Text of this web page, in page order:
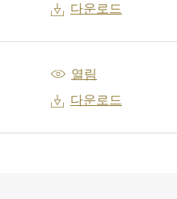
다운로드
열림
다운로드